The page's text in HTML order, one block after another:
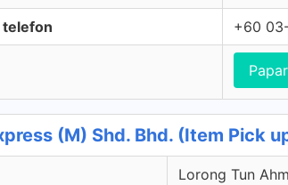
telefon +60
(M) Shd. Bhd. (Item Pick
Lorong Tun